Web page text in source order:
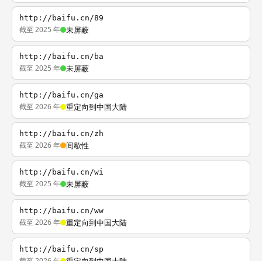
http://baifu.cn/89
截至 2025 年 未屏蔽
http://baifu.cn/ba
截至 2025 年 未屏蔽
http://baifu.cn/ga
截至 2026 年 重定向到中国大陆
http://baifu.cn/zh
截至 2026 年 间歇性
http://baifu.cn/wi
截至 2025 年 未屏蔽
http://baifu.cn/ww
截至 2026 年 重定向到中国大陆
http://baifu.cn/sp